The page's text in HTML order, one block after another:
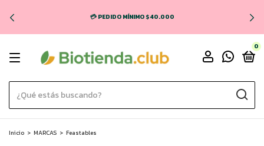
💳 PEDIDO MÍNIMO $40.000
0
Inicio > MARCAS > Feastables